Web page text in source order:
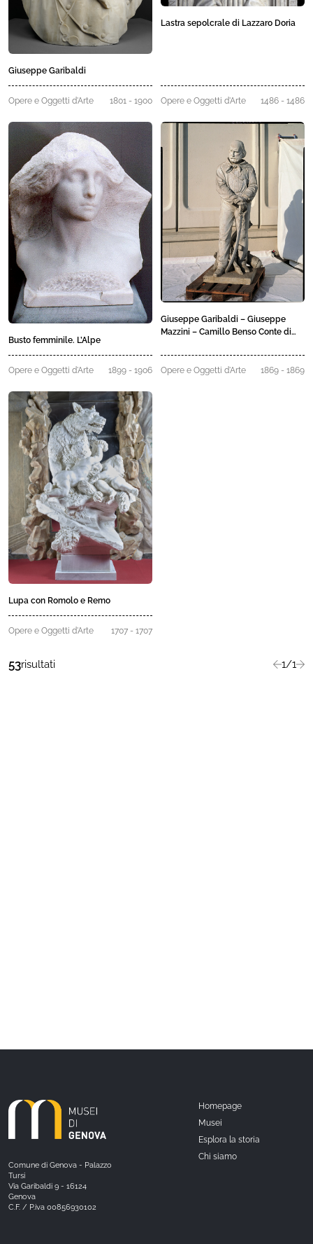
Giuseppe Garibaldi
Opere e Oggetti d'Arte 1801 - 1900
Lastra sepolcrale di Lazzaro Doria
Opere e Oggetti d'Arte 1486 - 1486
Busto femminile. L’Alpe
Opere e Oggetti d'Arte 1899 - 1906
Giuseppe Garibaldi – Giuseppe
Mazzini – Camillo Benso Conte di
Opere e Oggetti d'Arte 1869 - 1869
Lupa con Romolo e Remo
Opere e Oggetti d'Arte 1707 - 1707
53risultati 1/1
Comune di Genova - Palazzo
Tursi
Via Garibaldi 9 - 16124
Genova
C.F. / P.iva 00856930102
Homepage
Musei
Esplora la storia
Chi siamo